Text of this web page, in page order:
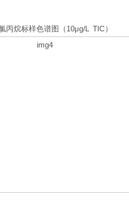
丙烷标样色谱图（10μg/L TIC）